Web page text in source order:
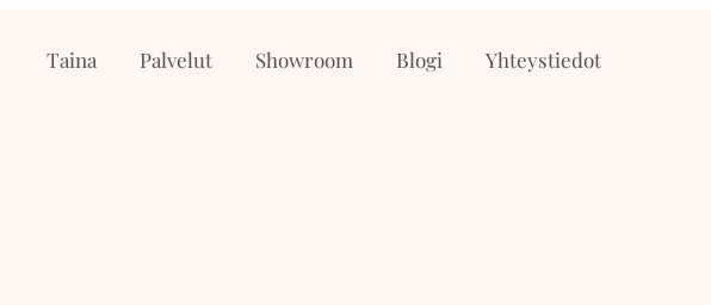
Taina Palvelut Showroom Blogi Yhteystiedot